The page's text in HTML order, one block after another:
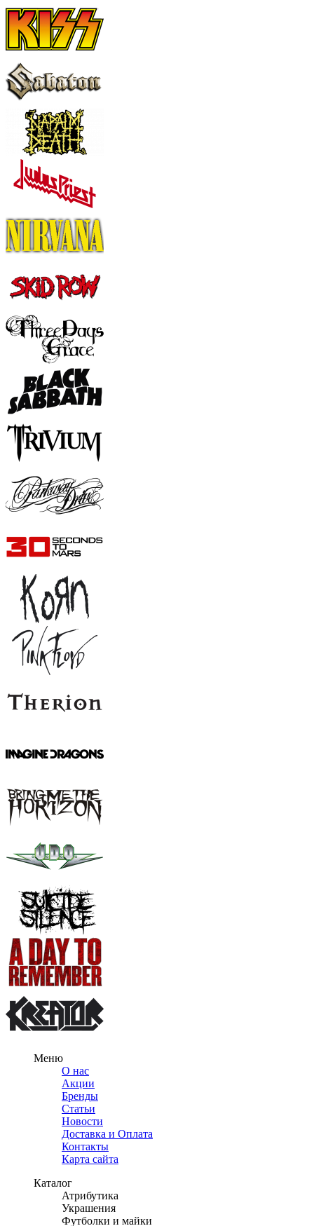
Меню
О нас
Акции
Бренды
Статьи
Новости
Доставка и Оплата
Контакты
Карта сайта
Каталог
Атрибутика
Украшения
Футболки и майки